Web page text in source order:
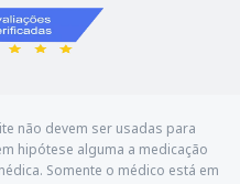
não devem ser usadas para
hipótese alguma a medicação
Somente o médico está em